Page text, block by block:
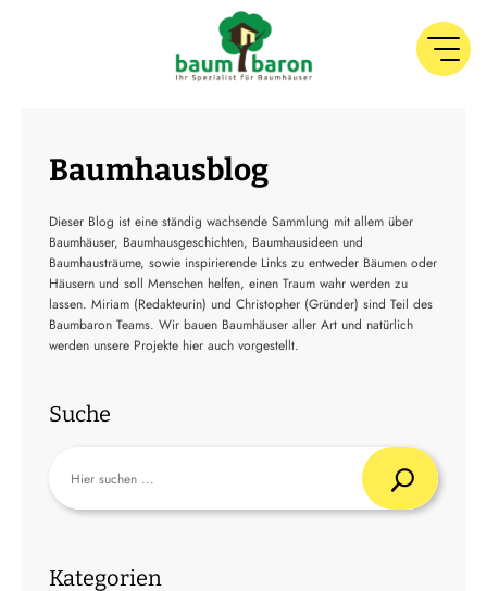
Baumhausblog
Dieser Blog ist eine ständig wachsende Sammlung mit allem über
Baumhäuser, Baumhausgeschichten, Baumhausideen und
Baumhausträume, sowie inspirierende Links zu entweder Bäumen oder
Häusern und soll Menschen helfen, einen Traum wahr werden zu
lassen. Miriam (Redakteurin) und Christopher (Gründer) sind Teil des
Baumbaron Teams. Wir bauen Baumhäuser aller Art und natürlich
werden unsere Projekte hier auch vorgestellt.
Suche
Kategorien